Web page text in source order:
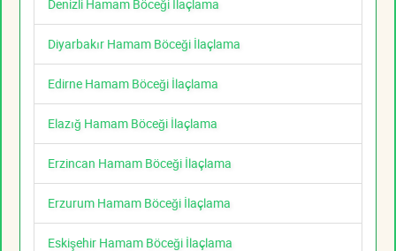
Denizli Hamam Böceği İlaçlama
Diyarbakır Hamam Böceği İlaçlama
Edirne Hamam Böceği İlaçlama
Elazığ Hamam Böceği İlaçlama
Erzincan Hamam Böceği İlaçlama
Erzurum Hamam Böceği İlaçlama
Eskişehir Hamam Böceği İlaçlama